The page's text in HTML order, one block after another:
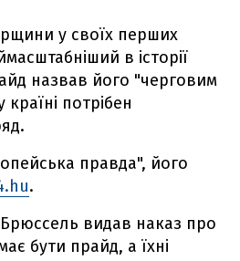
у своїх перших
в історії
назвав його "черговим
потрібен
правда", його
.
видав наказ про
бути прайд, а їхні